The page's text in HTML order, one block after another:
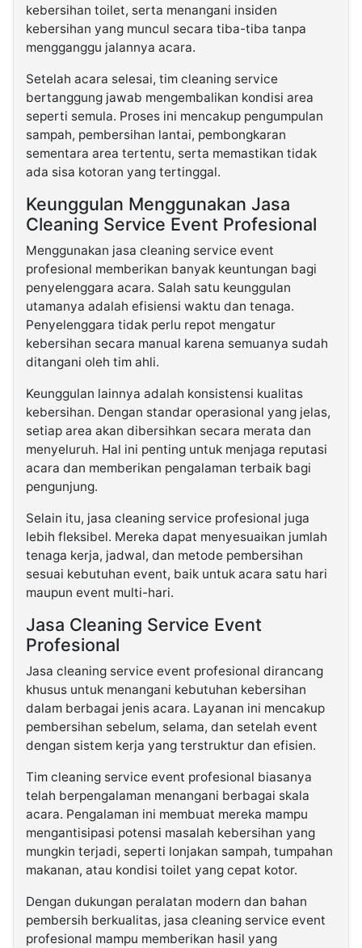
kebersihan toilet, serta menangani insiden
kebersihan yang muncul secara tiba-tiba tanpa
mengganggu jalannya acara.
Setelah acara selesai, tim cleaning service
bertanggung jawab mengembalikan kondisi area
seperti semula. Proses ini mencakup pengumpulan
sampah, pembersihan lantai, pembongkaran
sementara area tertentu, serta memastikan tidak
ada sisa kotoran yang tertinggal.
Keunggulan Menggunakan Jasa
Cleaning Service Event Profesional
Menggunakan jasa cleaning service event
profesional memberikan banyak keuntungan bagi
penyelenggara acara. Salah satu keunggulan
utamanya adalah efisiensi waktu dan tenaga.
Penyelenggara tidak perlu repot mengatur
kebersihan secara manual karena semuanya sudah
ditangani oleh tim ahli.
Keunggulan lainnya adalah konsistensi kualitas
kebersihan. Dengan standar operasional yang jelas,
setiap area akan dibersihkan secara merata dan
menyeluruh. Hal ini penting untuk menjaga reputasi
acara dan memberikan pengalaman terbaik bagi
pengunjung.
Selain itu, jasa cleaning service profesional juga
lebih fleksibel. Mereka dapat menyesuaikan jumlah
tenaga kerja, jadwal, dan metode pembersihan
sesuai kebutuhan event, baik untuk acara satu hari
maupun event multi-hari.
Jasa Cleaning Service Event
Profesional
Jasa cleaning service event profesional dirancang
khusus untuk menangani kebutuhan kebersihan
dalam berbagai jenis acara. Layanan ini mencakup
pembersihan sebelum, selama, dan setelah event
dengan sistem kerja yang terstruktur dan efisien.
Tim cleaning service event profesional biasanya
telah berpengalaman menangani berbagai skala
acara. Pengalaman ini membuat mereka mampu
mengantisipasi potensi masalah kebersihan yang
mungkin terjadi, seperti lonjakan sampah, tumpahan
makanan, atau kondisi toilet yang cepat kotor.
Dengan dukungan peralatan modern dan bahan
pembersih berkualitas, jasa cleaning service event
profesional mampu memberikan hasil yang